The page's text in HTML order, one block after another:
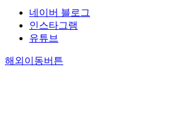
네이버 블로그
인스타그램
유튜브
해외이동버튼